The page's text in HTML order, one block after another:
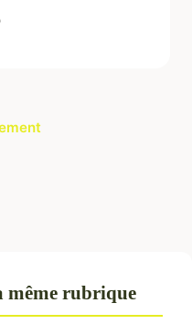
même rubrique